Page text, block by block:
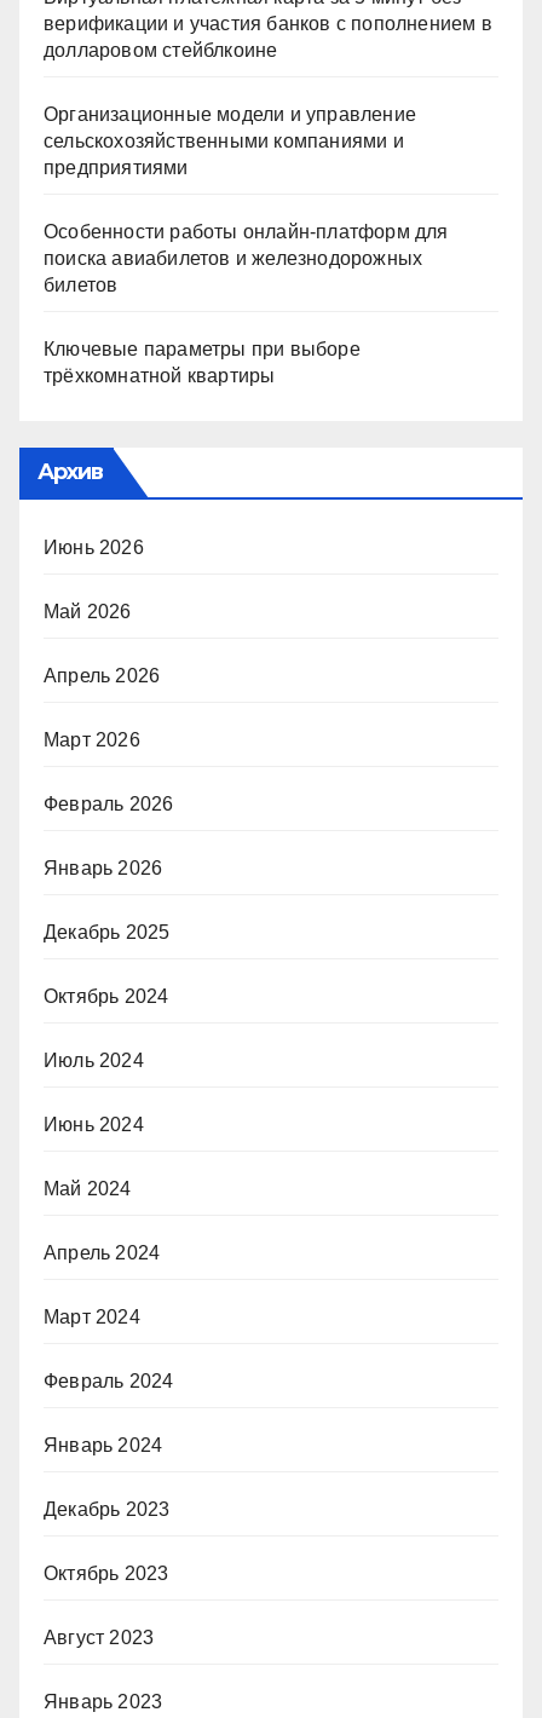
верификации и участия банков с пополнением в
долларовом стейблкоине
Организационные модели и управление
сельскохозяйственными компаниями и
предприятиями
Особенности работы онлайн-платформ для
поиска авиабилетов и железнодорожных
билетов
Ключевые параметры при выборе
трёхкомнатной квартиры
Архив
Июнь 2026
Май 2026
Апрель 2026
Март 2026
Февраль 2026
Январь 2026
Декабрь 2025
Октябрь 2024
Июль 2024
Июнь 2024
Май 2024
Апрель 2024
Март 2024
Февраль 2024
Январь 2024
Декабрь 2023
Октябрь 2023
Август 2023
Январь 2023